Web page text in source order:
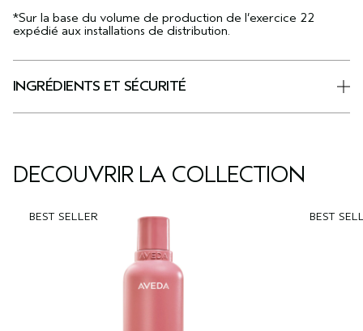
*Sur la base du volume de production de l’exercice 22
expédié aux installations de distribution.
INGRÉDIENTS ET SÉCURITÉ
DÉCOUVRIR LA COLLECTION
BEST SELLER BEST